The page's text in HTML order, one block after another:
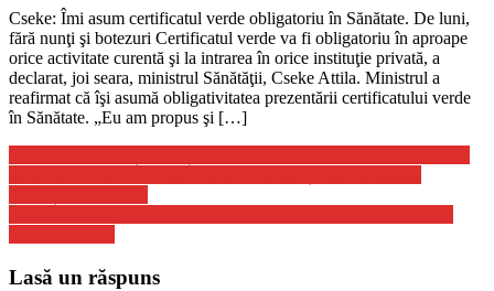
Cseke: Îmi asum certificatul verde obligatoriu în Sănătate. De luni,
fără nunţi şi botezuri Certificatul verde va fi obligatoriu în aproape
orice activitate curentă şi la intrarea în orice instituţie privată, a
declarat, joi seara, ministrul Sănătăţii, Cseke Attila. Ministrul a
reafirmat că îşi asumă obligativitatea prezentării certificatului verde
în Sănătate. „Eu am propus şi […]
Navigare
în
articole
Lasă un răspuns